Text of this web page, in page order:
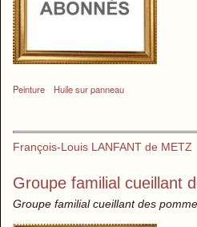
Peinture Huile sur panneau
François-Louis LANFANT de METZ
Groupe familial cueillant
Groupe familial cueillant des